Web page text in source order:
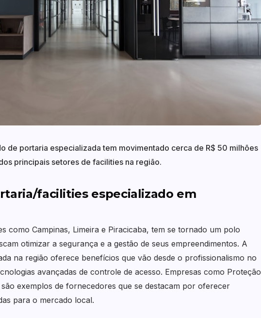
de portaria especializada tem movimentado cerca de R$ 50 milhões
principais setores de facilities na região.
facilities especializado em
como Campinas, Limeira e Piracicaba, tem se tornado um polo
otimizar a segurança e a gestão de seus empreendimentos. A
na região oferece benefícios que vão desde o profissionalismo no
avançadas de controle de acesso. Empresas como Proteção
exemplos de fornecedores que se destacam por oferecer
para o mercado local.